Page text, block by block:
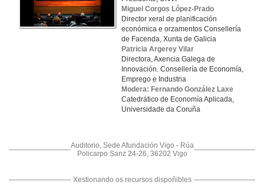
Miguel Corgos López-Prado
Director xeral de planificación
económica e orzamentos Consellería
de Facenda, Xunta de Galicia
Patricia Argerey Vilar
Directora, Axencia Galega de
Innovación. Consellería de Economía,
Emprego e Industria
Modera: Fernando González Laxe
Catedrático de Economía Aplicada,
Universidade da Coruña
Auditorio, Sede Afundación Vigo - Rúa
Policarpo Sanz 24-26, 36202 Vigo
Xestionando os recursos dispoñibles